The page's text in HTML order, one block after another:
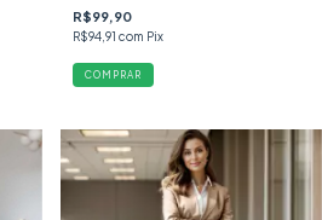
R$99,90
R$94,91 com Pix
COMPRAR